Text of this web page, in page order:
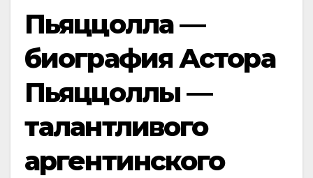
Пьяццолла —
биография Астора
Пьяццоллы —
талантливого
аргентинского